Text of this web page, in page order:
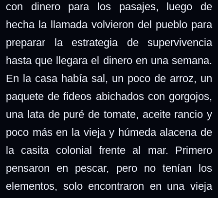
con dinero para los pasajes, luego de
hecha la llamada volvieron del pueblo para
preparar la estrategia de supervivencia
hasta que llegara el dinero en una semana.
En la casa había sal, un poco de arroz, un
paquete de fideos abichados con gorgojos,
una lata de puré de tomate, aceite rancio y
poco más en la vieja y húmeda alacena de
la casita colonial frente al mar. Primero
pensaron en pescar, pero no tenían los
elementos, solo encontraron en una vieja